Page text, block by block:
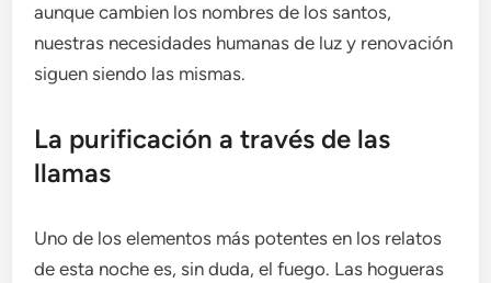
aunque cambien los nombres de los santos,
nuestras necesidades humanas de luz y renovación
siguen siendo las mismas.
La purificación a través de las
llamas
Uno de los elementos más potentes en los relatos
de esta noche es, sin duda, el fuego. Las hogueras